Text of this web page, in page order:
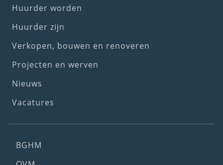
Footer
(1st
menu)
Huurder worden
Huurder zijn
Verkopen, bouwen en renoveren
Projecten en werven
Nieuws
Vacatures
Footer
(2nd
BGHM